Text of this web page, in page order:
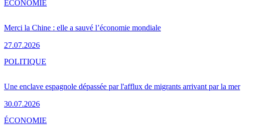
Merci la Chine : elle a sauvé l’économie mondiale
27.07.2026
ÉCONOMIE
Une enclave espagnole dépassée par l'afflux de migrants arrivant par la mer
30.07.2026
POLITIQUE
ÉCONOMIE